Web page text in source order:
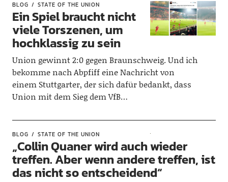
BLOG STATE OF THE UNION
Ein Spiel braucht nicht
viele Torszenen, um
hochklassig zu sein
Union gewinnt 2:0 gegen Braunschweig. Und ich
bekomme nach Abpfiff eine Nachricht von
einem Stuttgarter, der sich dafür bedankt, dass
Union mit dem Sieg dem VfB…
BLOG STATE OF THE UNION
„Collin Quaner wird auch wieder
treffen. Aber wenn andere treffen, ist
das nicht so entscheidend“